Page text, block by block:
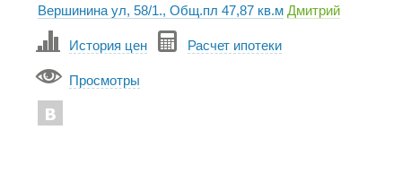
Вершинина ул, 58/1., Общ.пл 47,87 кв.м Дмитрий
История цен Расчет ипотеки
Просмотры